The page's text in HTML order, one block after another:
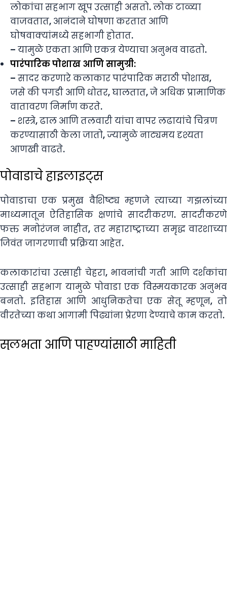
लोकांचा सहभाग खूप उत्साही असतो. लोक टाळ्या
वाजवतात, आनंदाने घोषणा करतात आणि
घोषवाक्यांमध्ये सहभागी होतात.
– यामुळे एकता आणि एकत्र येण्याचा अनुभव वाढतो.
पारंपारिक पोशाख आणि सामुग्री:
– सादर करणारे कलाकार पारंपारिक मराठी पोशाख,
जसे की पगडी आणि धोतर, घालतात, जे अधिक प्रामाणिक
वातावरण निर्माण करते.
– शस्त्रे, ढाल आणि तलवारी यांचा वापर लढायांचे चित्रण
करण्यासाठी केला जातो, ज्यामुळे नाट्यमय दृश्यता
आणखी वाढते.
पोवाडाचे हाइलाइट्स
पोवाडाचा एक प्रमुख वैशिष्ट्य म्हणजे त्याच्या गझलांच्या
माध्यमातून ऐतिहासिक क्षणांचे सादरीकरण. सादरीकरणे
फक्त मनोरंजन नाहीत, तर महाराष्ट्राच्या समृद्ध वारशाच्या
जिवंत जागरणाची प्रक्रिया आहेत.
कलाकारांचा उत्साही चेहरा, भावनांची गती आणि दर्शकांचा
उत्साही सहभाग यामुळे पोवाडा एक विस्मयकारक अनुभव
बनतो. इतिहास आणि आधुनिकतेचा एक सेतू म्हणून, तो
वीरतेच्या कथा आगामी पिढ्यांना प्रेरणा देण्याचे काम करतो.
सुलभता आणि पाहुण्यांसाठी माहिती